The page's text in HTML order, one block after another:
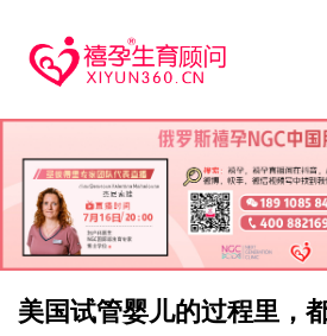
美国试管婴儿的过程里，